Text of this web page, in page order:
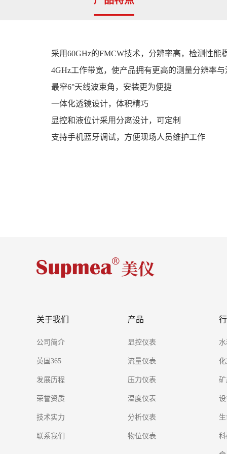
采用60GHz的FMCW技术，分辨率高，检测性能
4GHz工作带宽，使产品拥有更高的测量分辨率
最窄6°天线波束角，安装更为便捷
一体化透镜设计，体积精巧
显控和液位计采用分离设计，可定制
支持手机蓝牙调试，方便现场人员维护工作
测量范围
发射频率
过程压力
参数名称
系列号
测量介质
测量范围
天线材质及过程连接材质
耐热温度
线缆长度
附加功能（非必选）
配件
关于我们
公司简介
英国365
发展历程
荣誉资质
技术实力
联系我们
产品
显控仪表
流量仪表
压力仪表
温度仪表
分析仪表
物位仪表